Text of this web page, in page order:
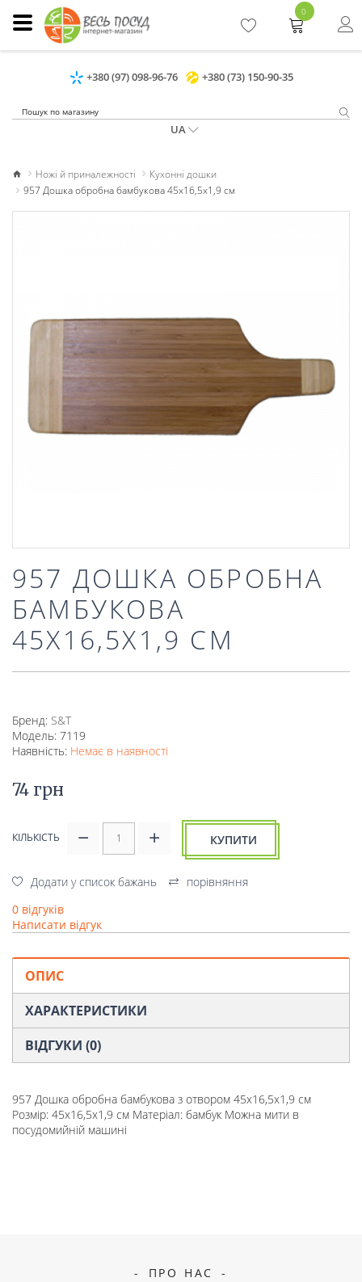
+380 (97) 098-96-76 +380 (73) 150-90-35
UA
0
Ножі й приналежності
Кухонні дошки
957 Дошка обробна бамбукова 45х16,5х1,9 см
957 ДОШКА ОБРОБНА
БАМБУКОВА
45Х16,5Х1,9 СМ
Бренд: S&T
Модель: 7119
Наявність: Немає в наявності
74 грн
КІЛЬКІСТЬ КУПИТИ
Додати у список бажань
порівняння
0 відгуків
Написати відгук
ОПИС
ХАРАКТЕРИСТИКИ
ВІДГУКИ (0)
957 Дошка обробна бамбукова з отвором 45х16,5х1,9 см
Розмір: 45х16,5х1,9 см Матеріал: бамбук Можна мити в
посудомийній машині
ПРО НАС